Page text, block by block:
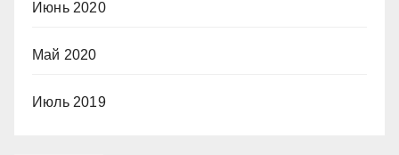
Июнь 2020
Май 2020
Июль 2019